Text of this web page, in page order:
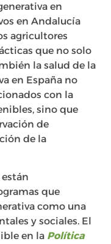
en
en Andalucía
agricultores
que no solo
la salud de la
en España no
con la
sino que
de
de la
que
como una
y sociales. El
en la Política